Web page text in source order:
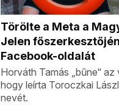
Törölte a Meta a
Jelen
Facebook-oldalát
Horváth Tamás „bűne“ az
hogy leírta Toroczkai
nevét.